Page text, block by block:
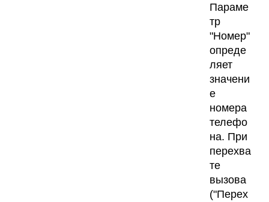
Параме
тр
"Номер"
опреде
ляет
значени
е
номера
телефо
на. При
перехва
те
вызова
("Перех